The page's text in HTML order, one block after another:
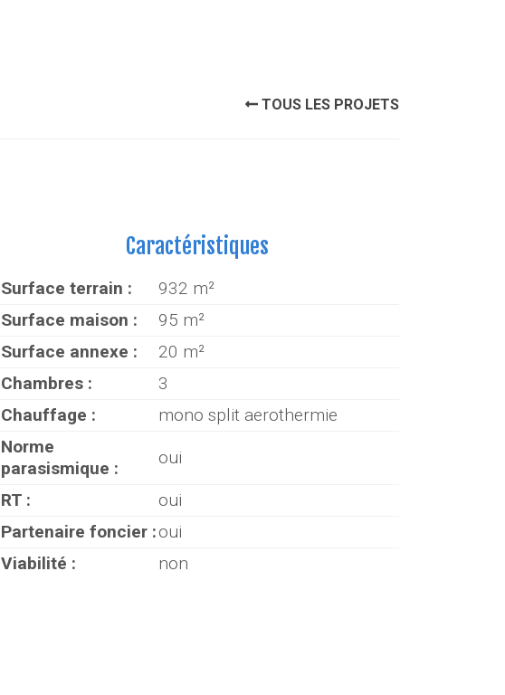
TOUS LES PROJETS
Caractéristiques
Surface terrain :
932 m²
Surface maison :
95 m²
Surface annexe :
20 m²
Chambres :
3
Chauffage :
mono split aerothermie
Norme
parasismique :
oui
RT :
oui
Partenaire foncier :oui
Viabilité :
non